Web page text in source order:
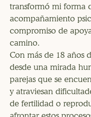
transformó mi forma
acompañamiento
compromiso de
camino.
Con más de 18 años
desde una mirada
parejas que se
y atraviesan
de fertilidad o